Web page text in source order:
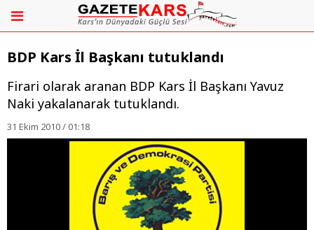
BDP Kars İl Başkanı tutuklandı
Firari olarak aranan BDP Kars İl Başkanı Yavuz
Naki yakalanarak tutuklandı.
31 Ekim 2010 / 01:18